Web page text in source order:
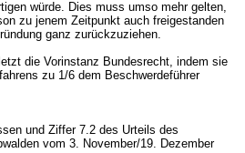
würde. Dies muss umso mehr gelten,
zu jenem Zeitpunkt auch freigestanden
ganz zurückzuziehen.
die Vorinstanz Bundesrecht, indem sie
zu 1/6 dem Beschwerdeführer
und Ziffer 7.2 des Urteils des
vom 3. November/19. Dezember